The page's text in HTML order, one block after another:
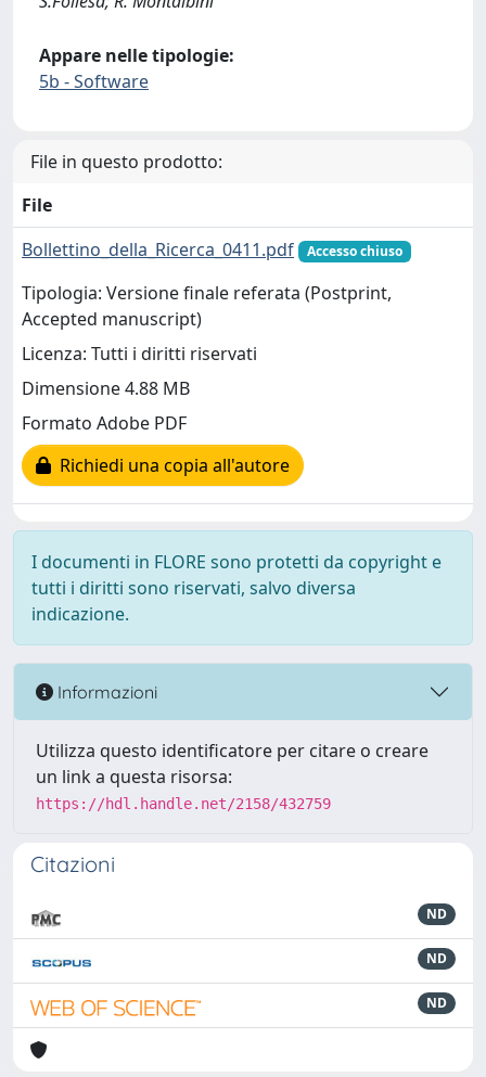
Appare nelle tipologie:
5b - Software
File in questo prodotto:
File
Bollettino_della_Ricerca_0411.pdf
Accesso chiuso
Tipologia: Versione finale referata (Postprint,
Accepted manuscript)
Licenza: Tutti i diritti riservati
Dimensione 4.88 MB
Formato Adobe PDF
Richiedi una copia all'autore
I documenti in FLORE sono protetti da copyright e
tutti i diritti sono riservati, salvo diversa
indicazione.
Informazioni
Utilizza questo identificatore per citare o creare
un link a questa risorsa:
https://hdl.handle.net/2158/432759
Citazioni
ND
ND
ND